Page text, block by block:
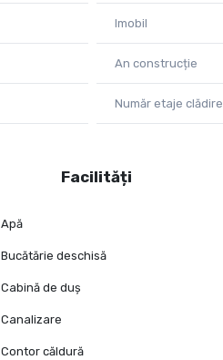
Imobil
An construcție
Număr etaje clădire
Facilități
Apă
Bucătărie deschisă
Cabină de duș
Canalizare
Contor căldură